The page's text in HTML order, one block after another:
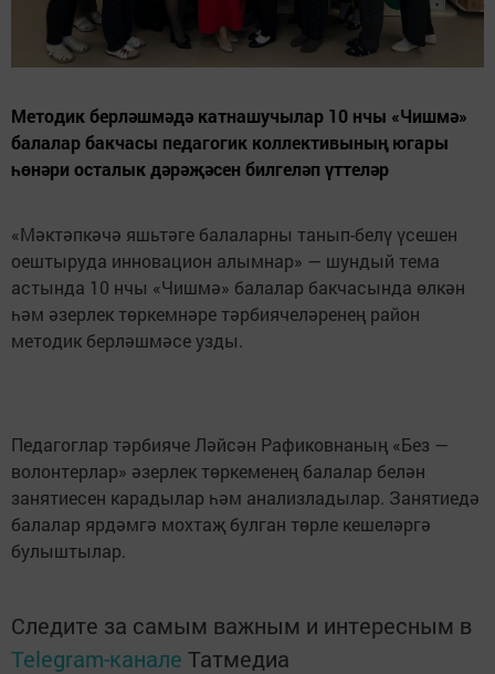
Методик берләшмәдә катнашучылар 10 нчы «Чишмә»
балалар бакчасы педагогик коллективының югары
һөнәри осталык дәрәҗәсен билгеләп үттеләр
«Мәктәпкәчә яшьтәге балаларны танып-белү үсешен
оештыруда инновацион алымнар» — шундый тема
астында 10 нчы «Чишмә» балалар бакчасында өлкән
һәм әзерлек төркемнәре тәрбиячеләренең район
методик берләшмәсе узды.
Педагоглар тәрбияче Ләйсән Рафиковнаның «Без —
волонтерлар» әзерлек төркеменең балалар белән
занятиесен карадылар һәм анализладылар. Занятиедә
балалар ярдәмгә мохтаҗ булган төрле кешеләргә
булыштылар.
Следите за самым важным и интересным в
Telegram-канале Татмедиа